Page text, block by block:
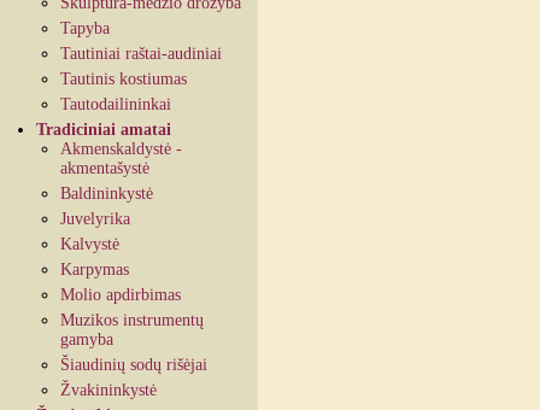
Tapyba
Tautiniai raštai-audiniai
Tautinis kostiumas
Tautodailininkai
Tradiciniai amatai
Akmenskaldystė -
akmentašystė
Baldininkystė
Juvelyrika
Kalvystė
Karpymas
Molio apdirbimas
Muzikos instrumentų
gamyba
Šiaudinių sodų rišėjai
Žvakininkystė